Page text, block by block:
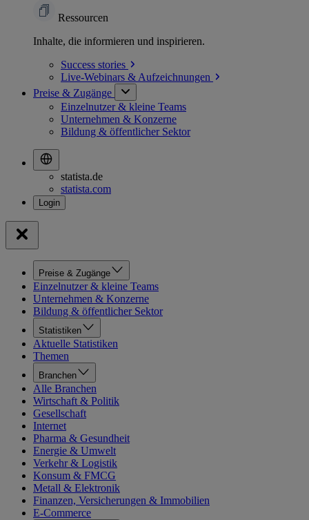
Ressourcen
Inhalte, die informieren und inspirieren.
Success stories
Live-Webinars & Aufzeichnungen
Preise & Zugänge
Einzelnutzer & kleine Teams
Unternehmen & Konzerne
Bildung & öffentlicher Sektor
statista.de
statista.com
Preise & Zugänge
Einzelnutzer & kleine Teams
Unternehmen & Konzerne
Bildung & öffentlicher Sektor
Statistiken
Aktuelle Statistiken
Themen
Branchen
Alle Branchen
Wirtschaft & Politik
Gesellschaft
Internet
Pharma & Gesundheit
Energie & Umwelt
Verkehr & Logistik
Konsum & FMCG
Metall & Elektronik
Finanzen, Versicherungen & Immobilien
E-Commerce